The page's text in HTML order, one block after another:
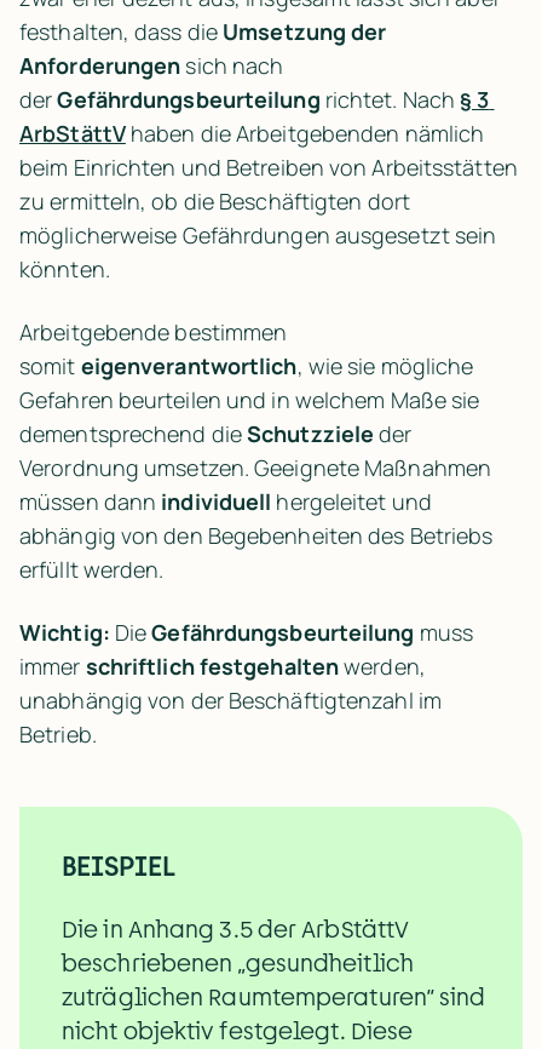
festhalten, dass die Umsetzung der
Anforderungen sich nach
der Gefährdungsbeurteilung richtet. Nach § 3
ArbStättV haben die Arbeitgebenden nämlich
beim Einrichten und Betreiben von Arbeitsstätten
zu ermitteln, ob die Beschäftigten dort
möglicherweise Gefährdungen ausgesetzt sein
könnten.
Arbeitgebende bestimmen
somit eigenverantwortlich, wie sie mögliche
Gefahren beurteilen und in welchem Maße sie
dementsprechend die Schutzziele der
Verordnung umsetzen. Geeignete Maßnahmen
müssen dann individuell hergeleitet und
abhängig von den Begebenheiten des Betriebs
erfüllt werden.
Wichtig: Die Gefährdungsbeurteilung muss
immer schriftlich festgehalten werden,
unabhängig von der Beschäftigtenzahl im
Betrieb.
BEISPIEL
Die in Anhang 3.5 der ArbStättV
beschriebenen „gesundheitlich
zuträglichen Raumtemperaturen“ sind
nicht objektiv festgelegt. Diese